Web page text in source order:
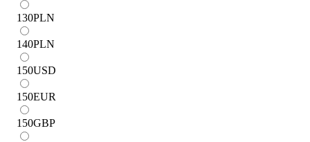
130PLN
140PLN
150USD
150EUR
150GBP